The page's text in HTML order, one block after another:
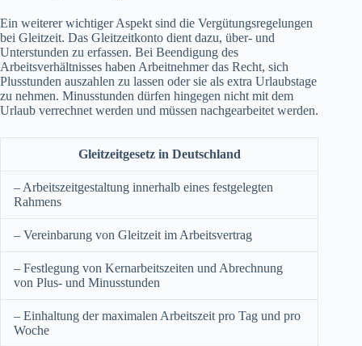
Ein weiterer wichtiger Aspekt sind die Vergütungsregelungen
bei Gleitzeit. Das Gleitzeitkonto dient dazu, über- und
Unterstunden zu erfassen. Bei Beendigung des
Arbeitsverhältnisses haben Arbeitnehmer das Recht, sich
Plusstunden auszahlen zu lassen oder sie als extra Urlaubstage
zu nehmen. Minusstunden dürfen hingegen nicht mit dem
Urlaub verrechnet werden und müssen nachgearbeitet werden.
Gleitzeitgesetz in Deutschland
– Arbeitszeitgestaltung innerhalb eines festgelegten
Rahmens
– Vereinbarung von Gleitzeit im Arbeitsvertrag
– Festlegung von Kernarbeitszeiten und Abrechnung
von Plus- und Minusstunden
– Einhaltung der maximalen Arbeitszeit pro Tag und pro
Woche